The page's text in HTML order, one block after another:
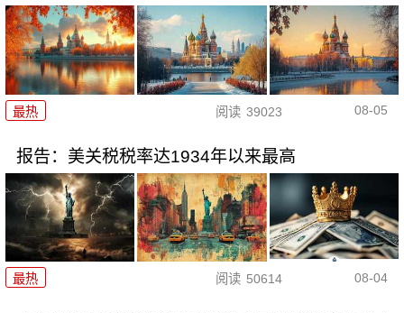
最热 阅读 39023 08-05
报告：美关税税率达1934年以来最高
最热 阅读 50614 08-04